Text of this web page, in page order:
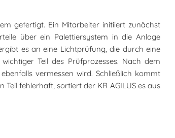
gefertigt. Ein Mitarbeiter initiiert zunächst
über ein Palettiersystem in die Anlage
es an eine Lichtprüfung, die durch eine
Teil des Prüfprozesses. Nach dem
vermessen wird. Schließlich kommt
fehlerhaft, sortiert der KR AGILUS es aus